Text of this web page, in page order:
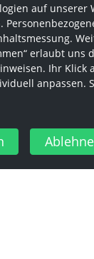
auf
erlaubt
Ihr